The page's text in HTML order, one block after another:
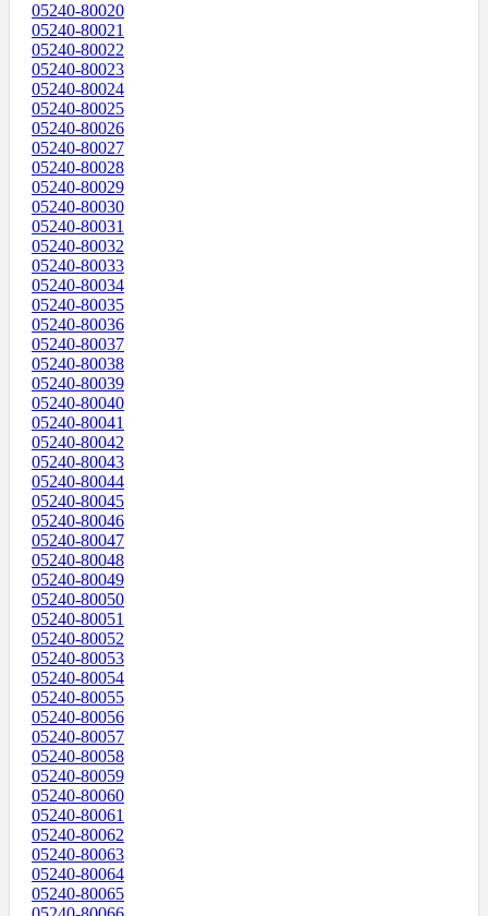
05240-80020
05240-80021
05240-80022
05240-80023
05240-80024
05240-80025
05240-80026
05240-80027
05240-80028
05240-80029
05240-80030
05240-80031
05240-80032
05240-80033
05240-80034
05240-80035
05240-80036
05240-80037
05240-80038
05240-80039
05240-80040
05240-80041
05240-80042
05240-80043
05240-80044
05240-80045
05240-80046
05240-80047
05240-80048
05240-80049
05240-80050
05240-80051
05240-80052
05240-80053
05240-80054
05240-80055
05240-80056
05240-80057
05240-80058
05240-80059
05240-80060
05240-80061
05240-80062
05240-80063
05240-80064
05240-80065